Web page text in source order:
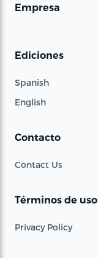
Empresa
Ediciones
Spanish
English
Contacto
Contact Us
Términos de uso
Privacy Policy